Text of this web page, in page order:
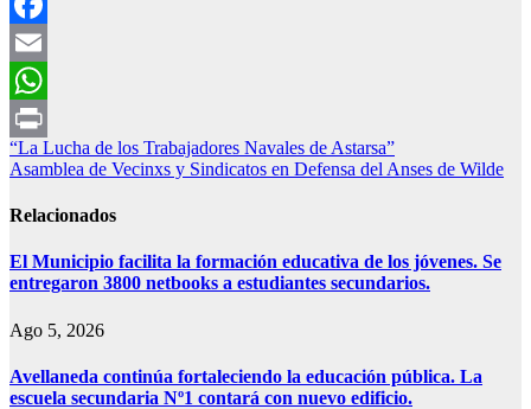
Facebook
Email
WhatsApp
Print
Navegación
de
entradas
“La Lucha de los Trabajadores Navales de Astarsa”
Asamblea de Vecinxs y Sindicatos en Defensa del Anses de Wilde
Relacionados
El Municipio facilita la formación educativa de los jóvenes. Se
entregaron 3800 netbooks a estudiantes secundarios.
Ago 5, 2026
Avellaneda continúa fortaleciendo la educación pública. La
escuela secundaria Nº1 contará con nuevo edificio.